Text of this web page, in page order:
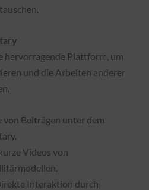
hervorragende Plattform, um
und die Arbeiten anderer
von Beiträgen unter dem
Videos von
Interaktion durch